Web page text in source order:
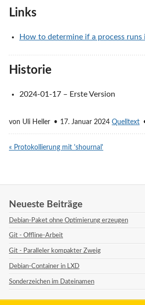
Links
How to determine if a process
Historie
2024-01-17 – Erste Version
von Uli Heller 17. Januar 2024 Quelltext
« Protokollierung mit 'shournal'
Neueste Beiträge
Debian-Paket ohne Optimierung erzeugen
Git - Offline-Arbeit
Git - Paralleler kompakter Zweig
Debian-Container in LXD
Sonderzeichen im Dateinamen